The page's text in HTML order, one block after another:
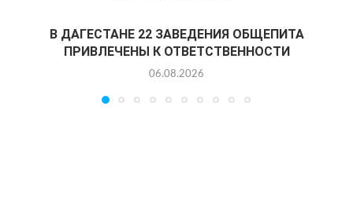
В ДАГЕСТАНЕ 22 ЗАВЕДЕНИЯ ОБЩЕПИТА
ПРИВЛЕЧЕНЫ К ОТВЕТСТВЕННОСТИ
06.08.2026